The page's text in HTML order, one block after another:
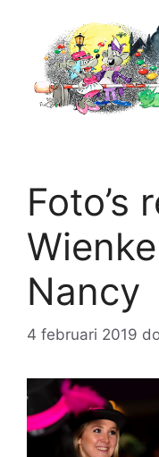
inhoud
Foto’s
Nancy
4 februari 2019